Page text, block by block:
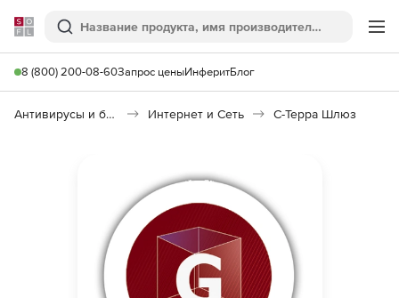
Softline
Поиск
8 (800) 200-08-60Запрос ценыИнферитБлог
Антивирусы и безопасность Интернет и Сеть С-Терра Шлюз